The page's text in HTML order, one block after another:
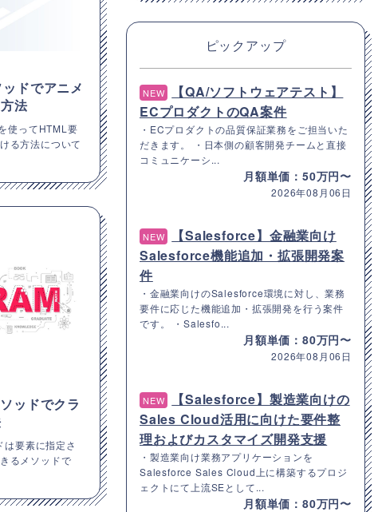
ドでアニメ
法
使ってHTML要
る方法について
ッドでクラ
要素に指定さ
るメソッドで
ピックアップ
NEW
【QA/ソフトウェアテスト】
ECプロダクトのQA案件
・ECプロダクトの品質保証業務をご担当いた
だきます。 ・日本側の顧客開発チームと直接
コミュニケーシ...
月額単価：50万円〜
2026年08月06日
NEW
【Salesforce】金融業向け
Salesforce機能追加・拡張開発案
件
・金融業向けのSalesforce環境に対し、業務
要件に応じた機能追加・拡張開発を行う案件
です。 ・Salesfo...
月額単価：80万円〜
2026年08月06日
NEW
【Salesforce】製造業向けの
Sales Cloud活用に向けた要件整
理およびカスタマイズ開発支援
・製造業向け業務アプリケーションを
Salesforce Sales Cloud上に構築するプロジ
ェクトにて上流SEとして...
月額単価：80万円〜